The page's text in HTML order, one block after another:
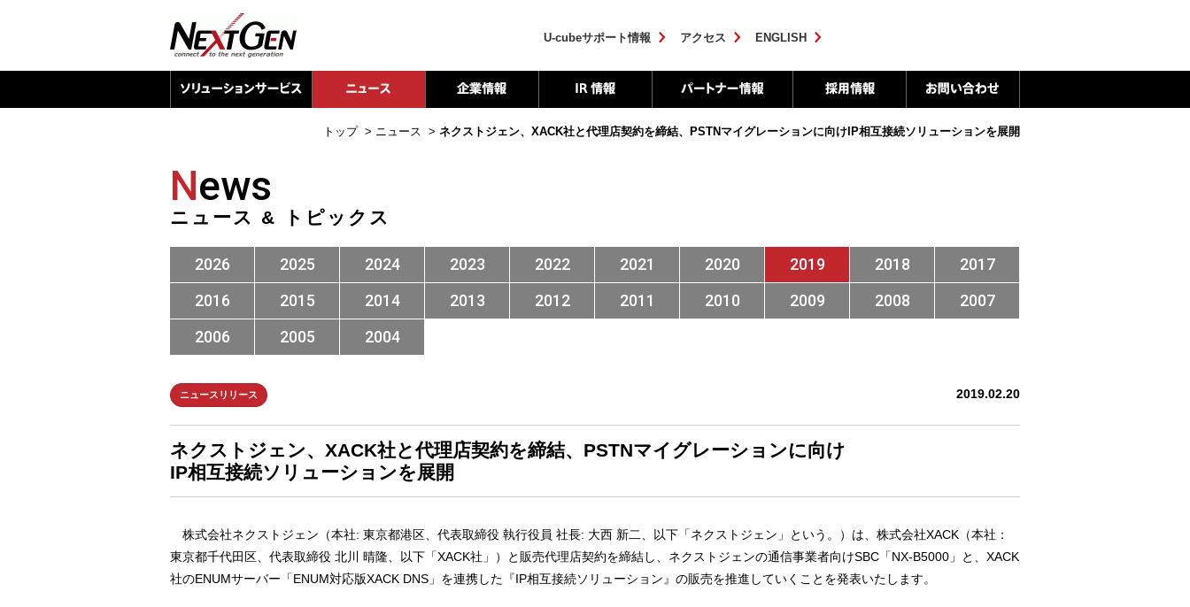
U-cubeサポート情報 アクセス ENGLISH
トップ > ニュース > ネクストジェン、XACK社と代理店契約を締結、PSTNマイグレーションに向け IP相互接続ソリューションを展開
News
ニュース & トピックス
2026 2025 2024 2023 2022 2021 2020 2019 2018
2017
2016
2015 2014 2013 2012 2011 2010 2009 2008
2007
2006
2005 2004
ニュースリリース 2019.02.20
ネクストジェン、XACK社と代理店契約を締結、PSTNマイグレーションに向け
IP相互接続ソリューションを展開
株式会社ネクストジェン（本社: 東京都港区、代表取締役 執行役員 社長: 大西 新二、以下「ネクストジェン」という。）は、株式会社XACK（本社：
東京都千代田区、代表取締役 北川 晴隆、以下「XACK社」）と販売代理店契約を締結し、ネクストジェンの通信事業者向けSBC「NX-B5000」と、XACK
社のENUMサーバー「ENUM対応版XACK DNS」を連携した『IP相互接続ソリューション』の販売を推進していくことを発表いたします。